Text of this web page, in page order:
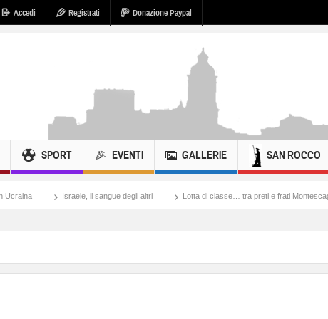
Accedi Registrati Donazione Paypal
SPORT EVENTI GALLERIE SAN ROCCO
Israele, il sangue degli altri Lotta di classe… tra preti e frati Montescaglioso